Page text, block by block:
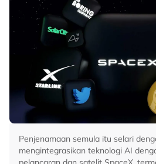
Penjenamaan semula itu selari
mengintegrasikan teknologi AI